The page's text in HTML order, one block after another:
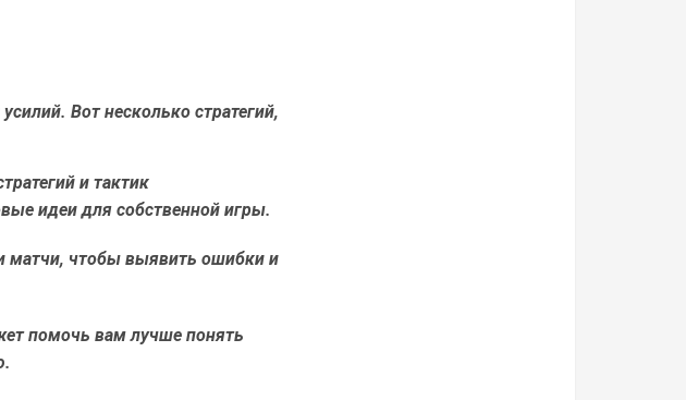
Вот несколько стратегий,
и тактик
идеи для собственной игры.
матчи, чтобы выявить ошибки и
помочь вам лучше понять